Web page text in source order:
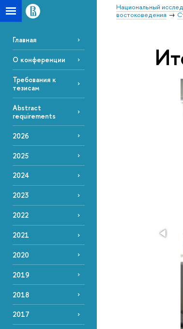
Национальный
востоковедения
Главная
О конференции
Требования к
тезисам
Abstract
requirements
2026
2025
2024
2023
2022
2021
2020
2019
2018
2017